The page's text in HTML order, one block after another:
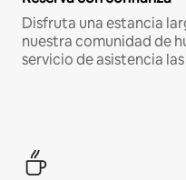
Disfruta una estancia
nuestra comunidad de
servicio de asistencia